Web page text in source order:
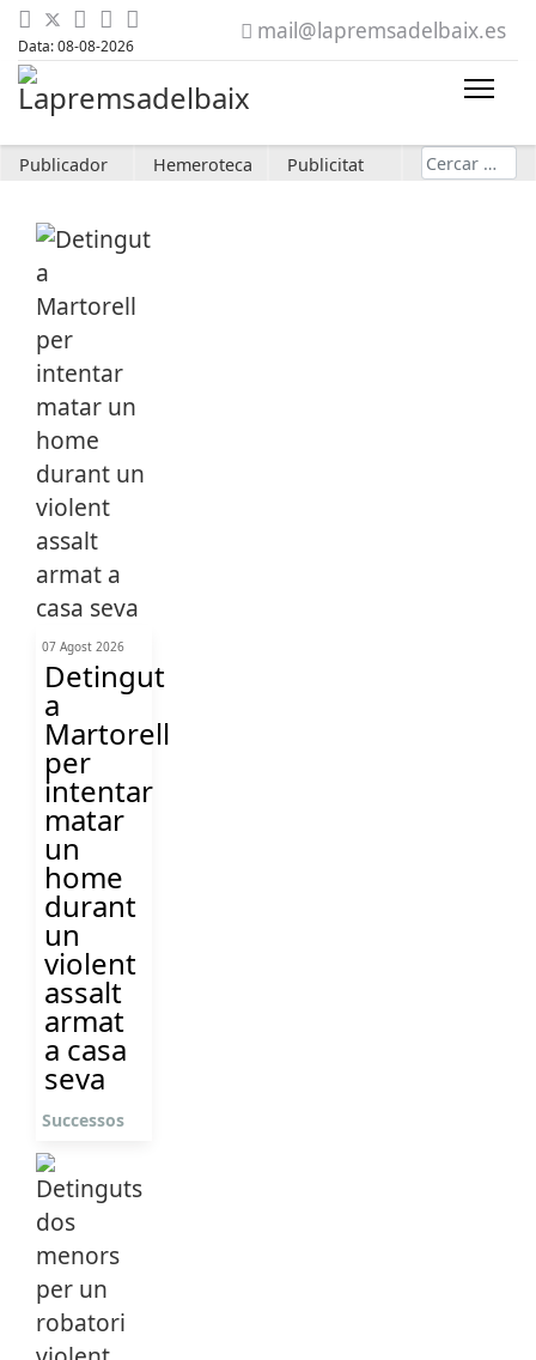
Data: 08-08-2026
mail@lapremsadelbaix.es
Publicador Hemeroteca Publicitat Cerca
07 Agost 2026
Detingut
a
Martorell
per
intentar
matar
un
home
durant
un
violent
assalt
armat
a casa
seva
Successos